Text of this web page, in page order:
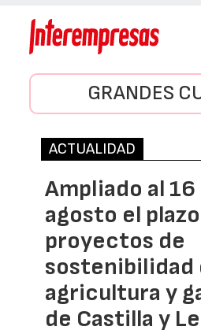
GRANDES
ACTUALIDAD
Ampliado al 16
agosto el
proyectos de
sostenibilidad
agricultura y
de Castilla y